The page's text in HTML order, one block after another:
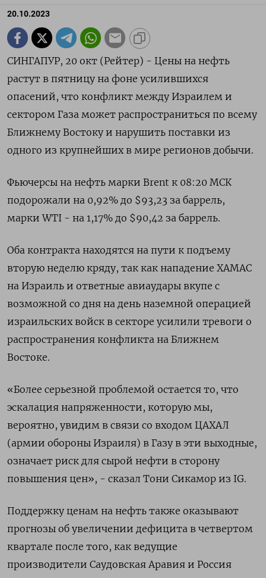
20.10.2023
СИНГАПУР, 20 окт (Рейтер) - Цены на нефть
растут в пятницу на фоне усилившихся
опасений, что конфликт между Израилем и
сектором Газа может распространиться по всему
Ближнему Востоку и нарушить поставки из
одного из крупнейших в мире регионов добычи.
Фьючерсы на нефть марки Brent к 08:20 МСК
подорожали на 0,92% до $93,23 за баррель,
марки WTI - на 1,17% до $90,42 за баррель.
Оба контракта находятся на пути к подъему
вторую неделю кряду, так как нападение ХАМАС
на Израиль и ответные авиаудары вкупе с
возможной со дня на день наземной операцией
израильских войск в секторе усилили тревоги о
распространения конфликта на Ближнем
Востоке.
«Более серьезной проблемой остается то, что
эскалация напряженности, которую мы,
вероятно, увидим в связи со входом ЦАХАЛ
(армии обороны Израиля) в Газу в эти выходные,
означает риск для сырой нефти в сторону
повышения цен», - сказал Тони Сикамор из IG.
Поддержку ценам на нефть также оказывают
прогнозы об увеличении дефицита в четвертом
квартале после того, как ведущие
производители Саудовская Аравия и Россия